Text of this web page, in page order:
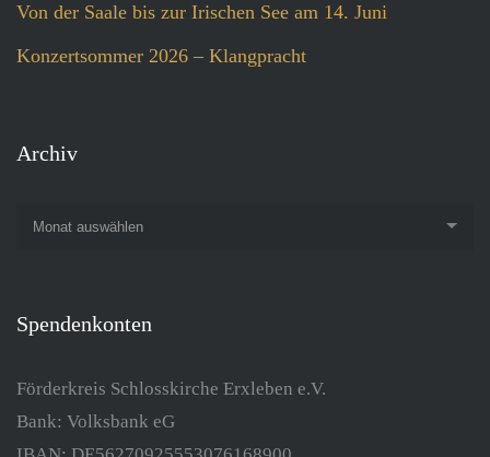
Von der Saale bis zur Irischen See am 14. Juni
Konzertsommer 2026 – Klangpracht
Archiv
Monat auswählen
Spendenkonten
Förderkreis Schlosskirche Erxleben e.V.
Bank: Volksbank eG